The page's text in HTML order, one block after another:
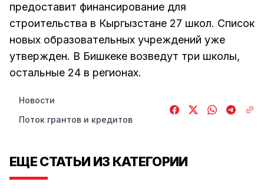
предоставит финансирование для
строительства в Кыргызстане 27 школ. Список
новых образовательных учреждений уже
утвержден. В Бишкеке возведут три школы,
остальные 24 в регионах.
Новости
Поток грантов и кредитов
ЕЩЕ СТАТЬИ ИЗ КАТЕГОРИИ